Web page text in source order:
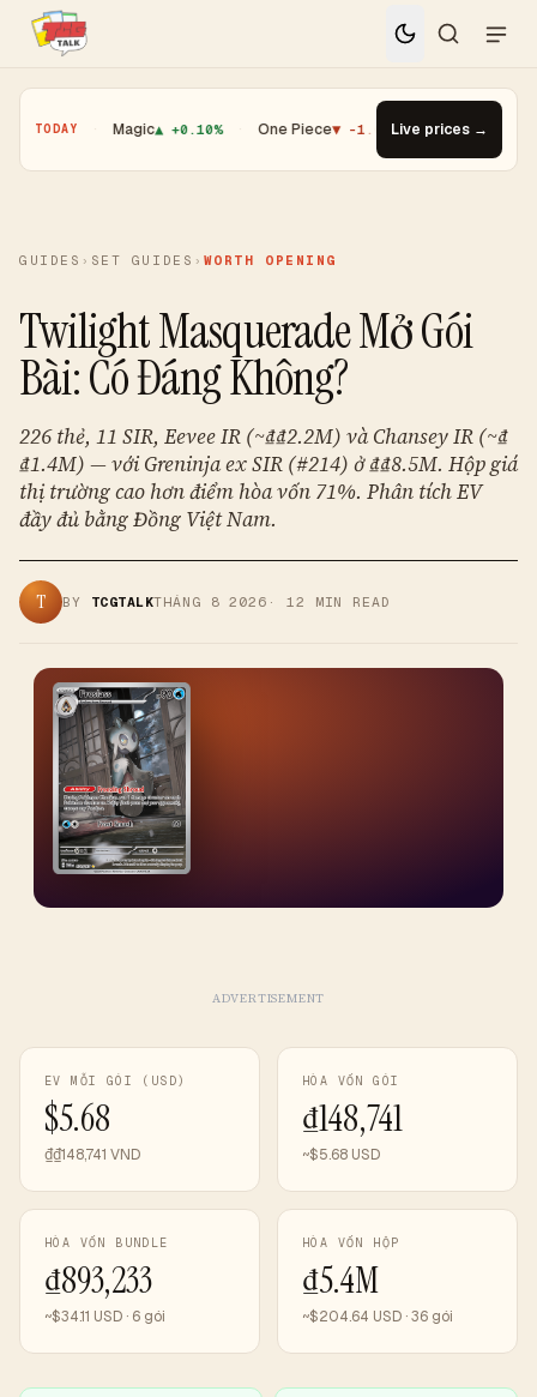
TODAY
· Magic ▲ +0.10% · One Piece▼ -1.08% · Top Gainer ·
Live prices →
GUIDES › SET GUIDES › WORTH OPENING
Twilight Masquerade Mở Gói
Bài: Có Đáng Không?
226 thẻ, 11 SIR, Eevee IR (~₫₫2.2M) và Chansey IR (~₫
₫1.4M) — với Greninja ex SIR (#214) ở ₫₫8.5M. Hộp giá
thị trường cao hơn điểm hòa vốn 71%. Phân tích EV
đầy đủ bằng Đồng Việt Nam.
T BY TCGTALKTHÁNG 8 2026 · 12 MIN READ
ADVERTISEMENT
EV MỖI GÓI (USD)
$5.68
₫₫148,741 VND
HÒA VỐN GÓI
₫148,741
~$5.68 USD
HÒA VỐN BUNDLE
₫893,233
~$34.11 USD · 6 gói
HÒA VỐN HỘP
₫5.4M
~$204.64 USD · 36 gói